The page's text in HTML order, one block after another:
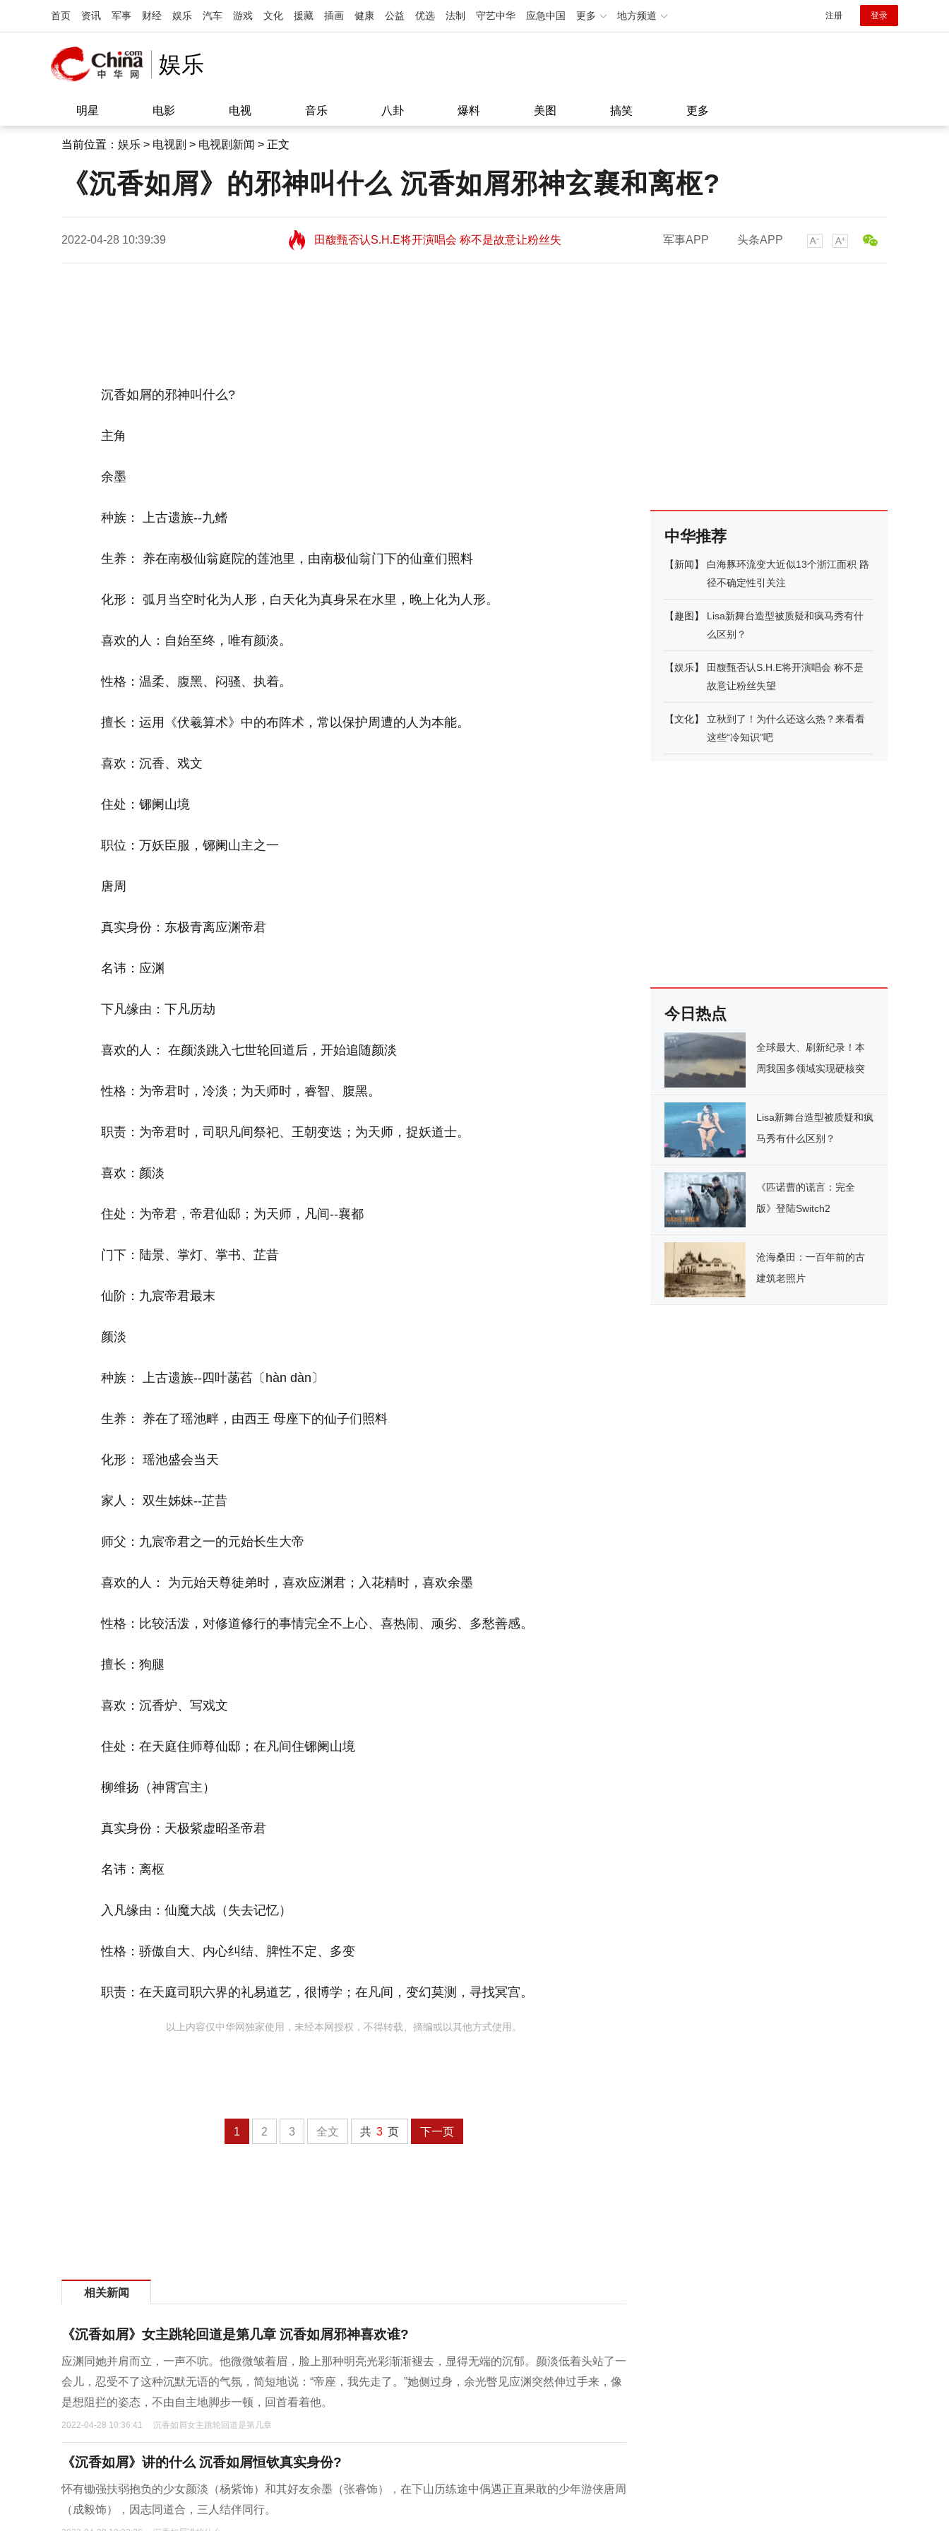
首页 资讯 军事 财经 娱乐 汽车 游戏 文化 援藏 插画 健康 公益 优选 法制 守艺中华 应急中国 更多 地方频道 注册 登录
娱乐
明星 电影 电视 音乐 八卦 爆料 美图 搞笑 更多
当前位置： 娱乐 > 电视剧 > 电视剧新闻 > 正文
《沉香如屑》的邪神叫什么 沉香如屑邪神玄襄和离枢?
2022-04-28 10:39:39
田馥甄否认S.H.E将开演唱会 称不是故意让粉丝失
望11:08
田馥甄否认S.H.E将开演唱会 称不是故意让粉丝失
军事APP 头条APP
沉香如屑的邪神叫什么?
主角
余墨
种族： 上古遗族--九鳍
生养： 养在南极仙翁庭院的莲池里，由南极仙翁门下的仙童们照料
化形： 弧月当空时化为人形，白天化为真身呆在水里，晚上化为人形。
喜欢的人：自始至终，唯有颜淡。
性格：温柔、腹黑、闷骚、执着。
擅长：运用《伏羲算术》中的布阵术，常以保护周遭的人为本能。
喜欢：沉香、戏文
住处：铘阑山境
职位：万妖臣服，铘阑山主之一
唐周
真实身份：东极青离应渊帝君
名讳：应渊
下凡缘由：下凡历劫
喜欢的人： 在颜淡跳入七世轮回道后，开始追随颜淡
性格：为帝君时，冷淡；为天师时，睿智、腹黑。
职责：为帝君时，司职凡间祭祀、王朝变迭；为天师，捉妖道士。
喜欢：颜淡
住处：为帝君，帝君仙邸；为天师，凡间--襄都
门下：陆景、掌灯、掌书、芷昔
仙阶：九宸帝君最末
颜淡
种族： 上古遗族--四叶菡萏〔hàn dàn〕
生养： 养在了瑶池畔，由西王 母座下的仙子们照料
化形： 瑶池盛会当天
家人： 双生姊妹--芷昔
师父：九宸帝君之一的元始长生大帝
喜欢的人： 为元始天尊徒弟时，喜欢应渊君；入花精时，喜欢余墨
性格：比较活泼，对修道修行的事情完全不上心、喜热闹、顽劣、多愁善感。
擅长：狗腿
喜欢：沉香炉、写戏文
住处：在天庭住师尊仙邸；在凡间住铘阑山境
柳维扬（神霄宫主）
真实身份：天极紫虚昭圣帝君
名讳：离枢
入凡缘由：仙魔大战（失去记忆）
性格：骄傲自大、内心纠结、脾性不定、多变
职责：在天庭司职六界的礼易道艺，很博学；在凡间，变幻莫测，寻找冥宫。
以上内容仅中华网独家使用，未经本网授权，不得转载、摘编或以其他方式使用。
1 2 3 全文 共 3 页 下一页
相关新闻
《沉香如屑》女主跳轮回道是第几章 沉香如屑邪神喜欢谁?
应渊同她并肩而立，一声不吭。他微微皱着眉，脸上那种明亮光彩渐渐褪去，显得无端的沉郁。颜淡低着头站了一
会儿，忍受不了这种沉默无语的气氛，简短地说：“帝座，我先走了。”她侧过身，余光瞥见应渊突然伸过手来，像
是想阻拦的姿态，不由自主地脚步一顿，回首看着他。
2022-04-28 10:36:41 沉香如屑女主跳轮回道是第几章
《沉香如屑》讲的什么 沉香如屑恒钦真实身份?
怀有锄强扶弱抱负的少女颜淡（杨紫饰）和其好友余墨（张睿饰），在下山历练途中偶遇正直果敢的少年游侠唐周
（成毅饰），因志同道合，三人结伴同行。
中华推荐
【新闻】
白海豚环流变大近似13个浙江面积 路
径不确定性引关注
【趣图 】
Lisa新舞台造型被质疑和疯马秀有什
么区别？
【娱乐】
田馥甄否认S.H.E将开演唱会 称不是
故意让粉丝失望
【文化】
立秋到了！为什么还这么热？来看看
这些“冷知识”吧
今日热点
全球最大、刷新纪录！本
周我国多领域实现硬核突
Lisa新舞台造型被质疑和疯
马秀有什么区别？
《匹诺曹的谎言：完全
版》登陆Switch2
沧海桑田：一百年前的古
建筑老照片